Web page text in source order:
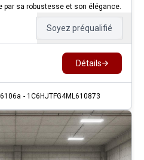
par sa robustesse et son élégance.
Soyez préqualifié
Détails
- 1C6HJTFG4ML610873